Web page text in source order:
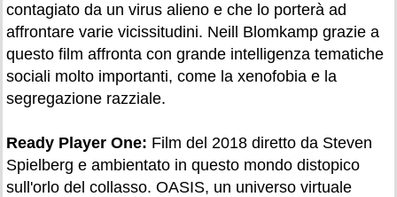
contagiato da un virus alieno e che lo porterà ad
affrontare varie vicissitudini. Neill Blomkamp grazie a
questo film affronta con grande intelligenza tematiche
sociali molto importanti, come la xenofobia e la
segregazione razziale.
Ready Player One: Film del 2018 diretto da Steven
Spielberg e ambientato in questo mondo distopico
sull'orlo del collasso. OASIS, un universo virtuale